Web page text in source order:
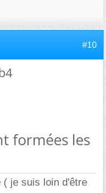
#10
formées les
( je suis loin d'être